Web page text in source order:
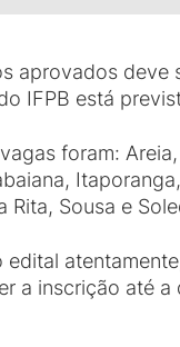
aprovados
IFPB está
foram:
Rita, Sousa e
edital
a inscrição até